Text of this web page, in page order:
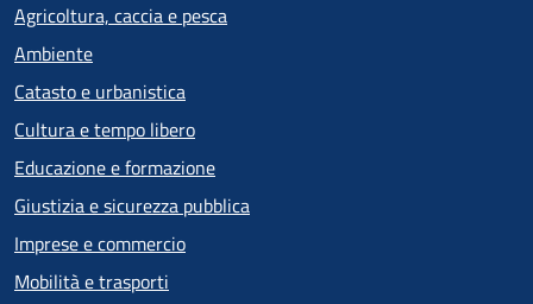
Agricoltura, caccia e pesca
Ambiente
Catasto e urbanistica
Cultura e tempo libero
Educazione e formazione
Giustizia e sicurezza pubblica
Imprese e commercio
Mobilità e trasporti